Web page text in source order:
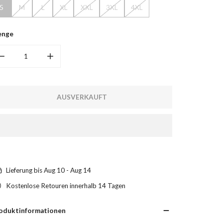
M L XL XXL 3XL 4XL
AUSVERKAUFT
Lieferung bisAug 10 - Aug 14
Kostenlose Retouren innerhalb 14 Tagen